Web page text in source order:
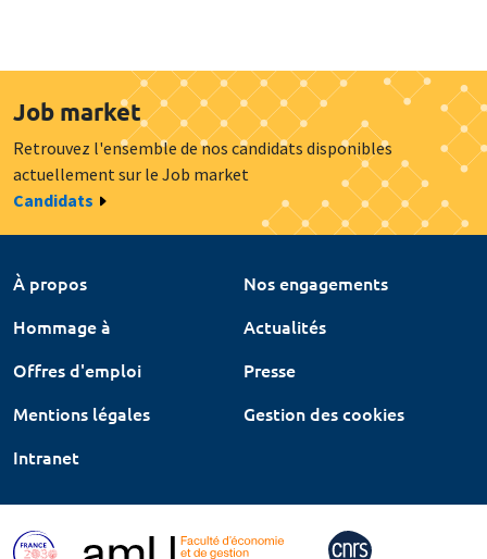
Job market
Retrouvez l'ensemble de nos candidats disponibles
actuellement sur le Job market
Candidats
À propos
Nos engagements
Hommage à
Actualités
Offres d'emploi
Presse
Mentions légales
Gestion des cookies
Intranet